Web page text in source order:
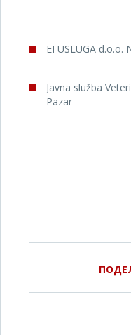
EI USLUGA d.o.o.
Javna služba
Pazar